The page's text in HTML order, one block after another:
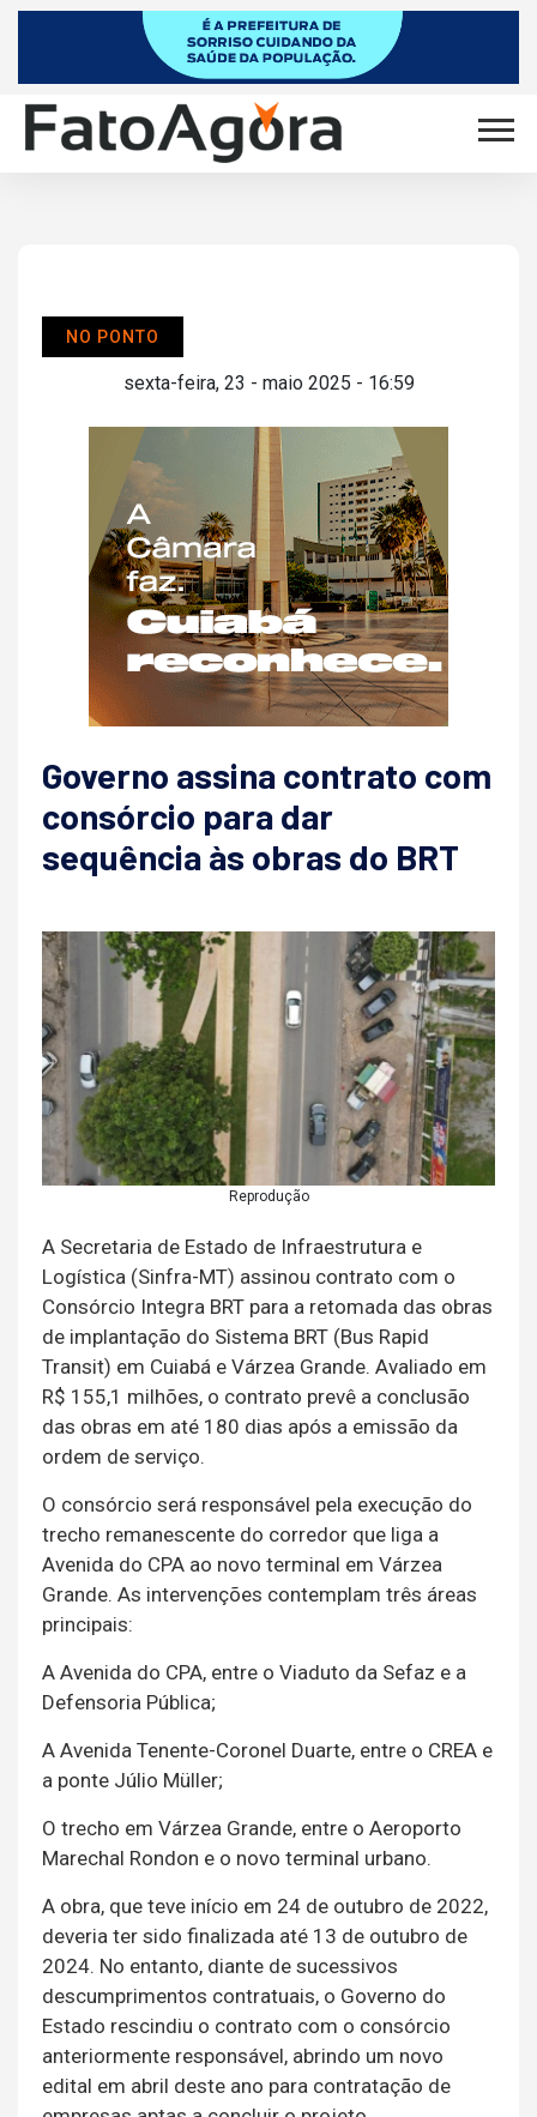
NO PONTO
sexta-feira, 23 - maio 2025 - 16:59
Governo assina contrato com
consórcio para dar
sequência às obras do BRT
Reprodução
A Secretaria de Estado de Infraestrutura e
Logística (Sinfra-MT) assinou contrato com o
Consórcio Integra BRT para a retomada das obras
de implantação do Sistema BRT (Bus Rapid
Transit) em Cuiabá e Várzea Grande. Avaliado em
R$ 155,1 milhões, o contrato prevê a conclusão
das obras em até 180 dias após a emissão da
ordem de serviço.
O consórcio será responsável pela execução do
trecho remanescente do corredor que liga a
Avenida do CPA ao novo terminal em Várzea
Grande. As intervenções contemplam três áreas
principais:
A Avenida do CPA, entre o Viaduto da Sefaz e a
Defensoria Pública;
A Avenida Tenente-Coronel Duarte, entre o CREA e
a ponte Júlio Müller;
O trecho em Várzea Grande, entre o Aeroporto
Marechal Rondon e o novo terminal urbano.
A obra, que teve início em 24 de outubro de 2022,
deveria ter sido finalizada até 13 de outubro de
2024. No entanto, diante de sucessivos
descumprimentos contratuais, o Governo do
Estado rescindiu o contrato com o consórcio
anteriormente responsável, abrindo um novo
edital em abril deste ano para contratação de